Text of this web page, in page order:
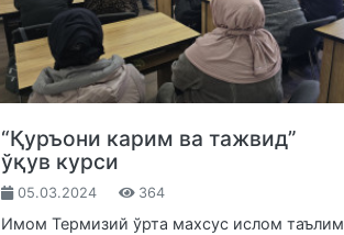
“Қуръони карим ва тажвид”
ўқув курси
05.03.2024 364
Имом Термизий ўрта махсус ислом таълим